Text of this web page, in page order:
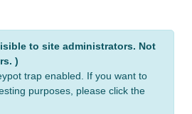
to site administrators. Not
)
trap enabled. If you want to
purposes, please click the